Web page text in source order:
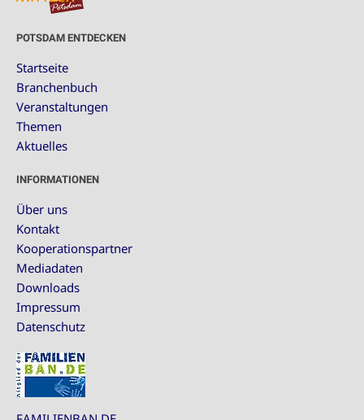
POTSDAM ENTDECKEN
Startseite
Branchenbuch
Veranstaltungen
Themen
Aktuelles
INFORMATIONEN
Über uns
Kontakt
Kooperationspartner
Mediadaten
Downloads
Impressum
Datenschutz